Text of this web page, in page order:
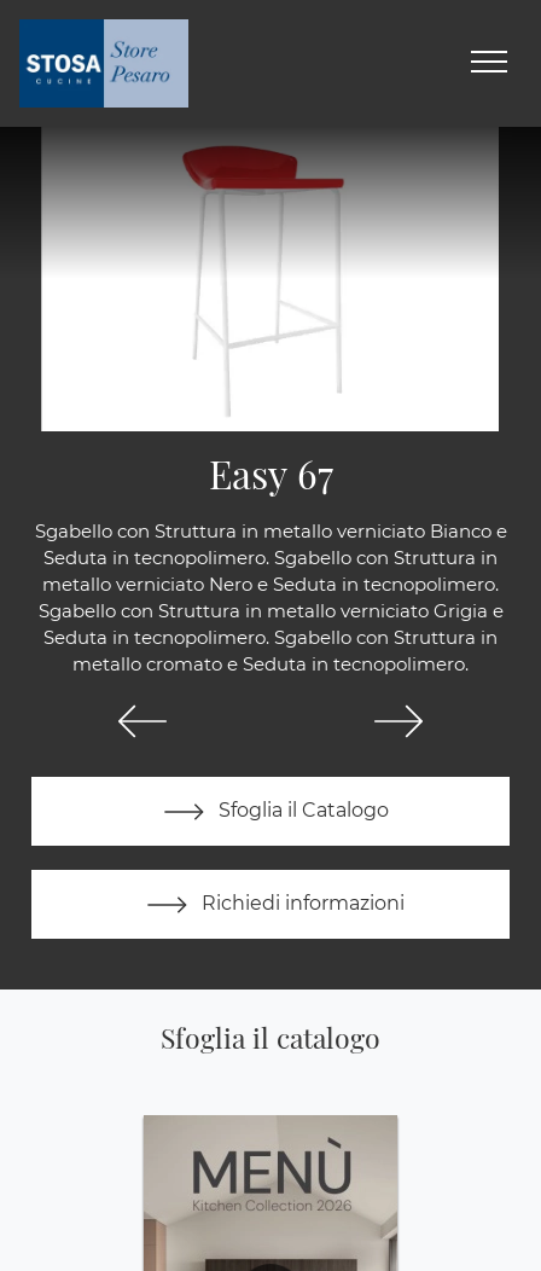
Sgabello con Struttura in metallo verniciato Bianco e
Seduta in tecnopolimero. Sgabello con Struttura in
metallo verniciato Nero e Seduta in tecnopolimero.
Sgabello con Struttura in metallo verniciato Grigia e
Seduta in tecnopolimero. Sgabello con Struttura in
metallo cromato e Seduta in tecnopolimero.
Sfoglia il Catalogo
Richiedi informazioni
Easy 67
Sfoglia il catalogo